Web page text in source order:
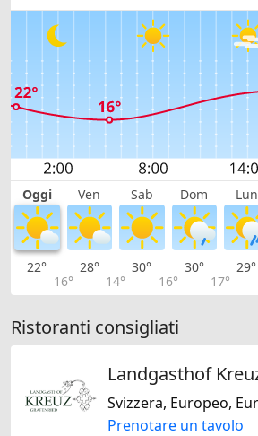
Oggi Ven Sab Dom Lun
22°
16°
28°
14°
30°
16°
30°
17°
29°
Ristoranti consigliati
Prenotare un tavolo